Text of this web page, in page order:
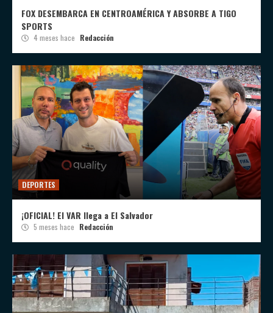
FOX DESEMBARCA EN CENTROAMÉRICA Y ABSORBE A TIGO
SPORTS
4 meses hace Redacción
DEPORTES
¡OFICIAL! El VAR llega a El Salvador
5 meses hace Redacción